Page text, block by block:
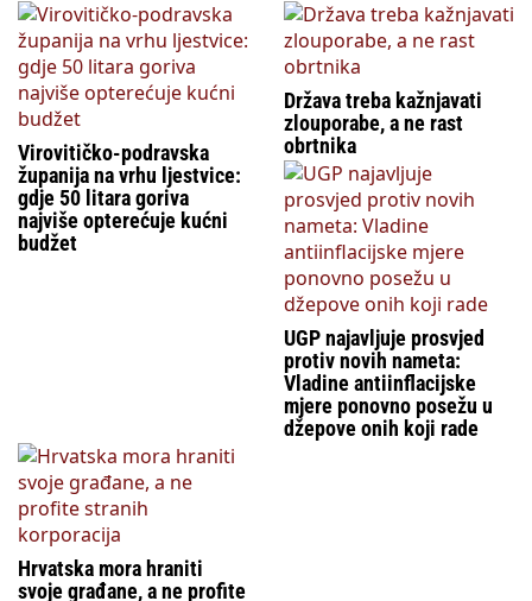
Virovitičko-podravska
županija na vrhu ljestvice:
gdje 50 litara goriva
najviše opterećuje kućni
budžet
Država treba kažnjavati
zlouporabe, a ne rast
obrtnika
UGP najavljuje prosvjed
protiv novih nameta:
Vladine antiinflacijske
mjere ponovno posežu u
džepove onih koji rade
Hrvatska mora hraniti
svoje građane, a ne profite